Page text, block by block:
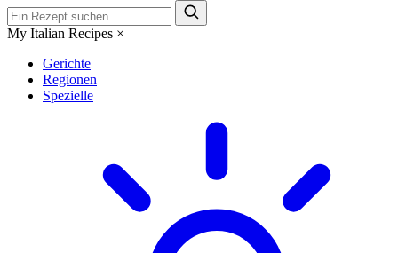
My Italian Recipes ×
Gerichte
Regionen
Spezielle